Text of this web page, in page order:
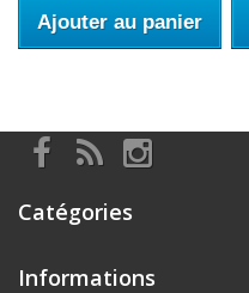
Ajouter au panier
Catégories
Informations